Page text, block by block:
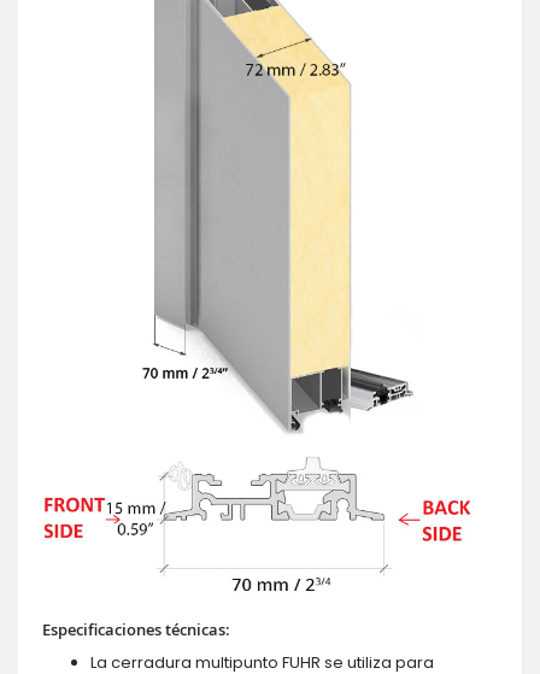
Especificaciones técnicas:
La cerradura multipunto FUHR se utiliza para